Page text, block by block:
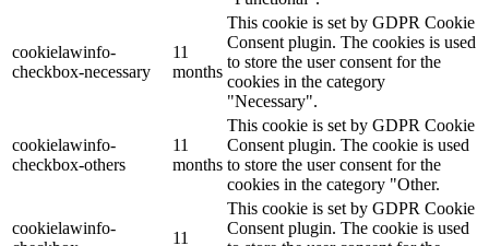
cookielawinfo-
checkbox-necessary
11
months
This cookie is set by GDPR Cookie
Consent plugin. The cookies is used
to store the user consent for the
cookies in the category
"Necessary".
cookielawinfo-
checkbox-others
11
months
This cookie is set by GDPR Cookie
Consent plugin. The cookie is used
to store the user consent for the
cookies in the category "Other.
cookielawinfo-
11
This cookie is set by GDPR Cookie
Consent plugin. The cookie is used